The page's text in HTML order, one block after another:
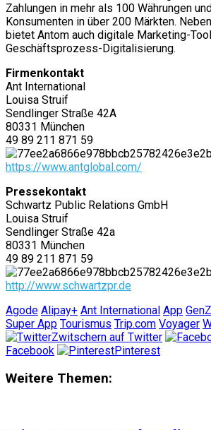
Zahlungen in mehr als 100 Währungen
Konsumenten in über 200 Märkten.
bietet Antom auch digitale Marketing-
Geschäftsprozess-Digitalisierung.
Firmenkontakt
Ant International
Louisa Struif
Sendlinger Straße 42A
80331 München
49 89 211 871 59
https://www.antglobal.com/
Pressekontakt
Schwartz Public Relations GmbH
Louisa Struif
Sendlinger Straße 42a
80331 München
49 89 211 871 59
http://www.schwartzpr.de
Agode Alipay+ Ant International App GenZ
Super App Tourismus Trip.com Voyager
Zwitschern auf Twitter
Facebook
Pinterest
Weitere Themen: